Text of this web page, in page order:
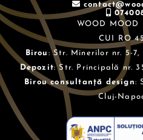
WOOD MOOD
CUI RO
Birou : Str. Minerilor nr. 5-
Depozit: Str. Principală nr.
Birou consultanță design:
Cluj-